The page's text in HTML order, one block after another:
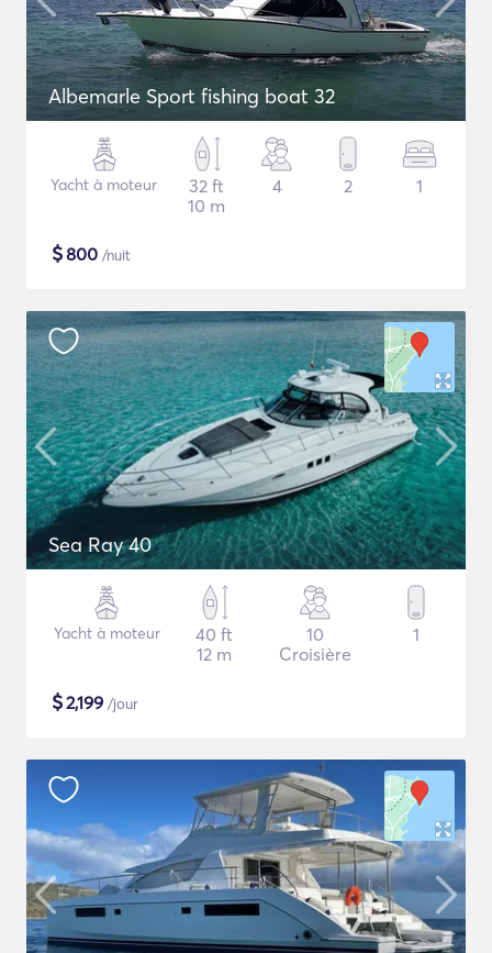
Albemarle Sport fishing boat 32
Yacht à moteur
32 ft
10 m
4 2 1
$800 /nuit
Sea Ray 40
Yacht à moteur
40 ft
12 m
10
Croisière
1
$2,199 /jour